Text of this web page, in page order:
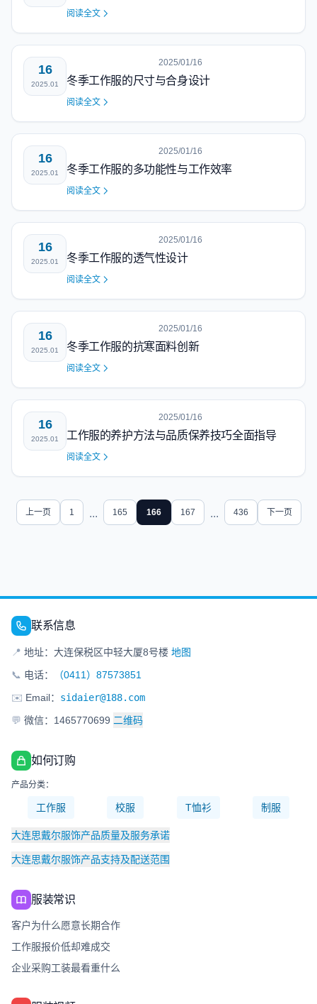
阅读全文
16
2025.01
2025/01/16
冬季工作服的尺寸与合身设计
阅读全文
16
2025.01
2025/01/16
冬季工作服的多功能性与工作效率
阅读全文
16
2025.01
2025/01/16
冬季工作服的透气性设计
阅读全文
16
2025.01
2025/01/16
冬季工作服的抗寒面料创新
阅读全文
16
2025.01
2025/01/16
工作服的养护方法与品质保养技巧全面指导
阅读全文
上一页 1 ... 165 166 167 ... 436 下一页
联系信息
📍 地址：大连保税区中轻大厦8号楼 地图
📞 电话：
（0411）87573851
✉️ Email： sidaier@188.com
💬 微信：1465770699 二维码
如何订购
产品分类：
工作服 校服 T恤衫 制服
大连思戴尔服饰产品质量及服务承诺
大连思戴尔服饰产品支持及配送范围
服装常识
客户为什么愿意长期合作
工作服报价低却难成交
企业采购工装最看重什么